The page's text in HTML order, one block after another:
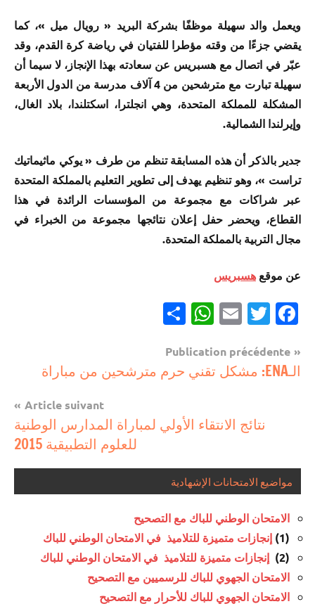
ويعمل والد سهيلة موظفًا بشركة البريد « رويال ميل »، كما
يقضي جزءًا من وقته مؤطرا للفتيان في رياضة كرة القدم، وقد
عبّر في اتصال مع هسبريس عن سعادته بهذا الإنجاز، لا سيما أن
سهيلة تبارت مع مترشحين من 4 آلاف مدرسة من الدول الأربعة
المشكلة للمملكة المتحدة، وهي انجلترا، اسكتلندا، بلاد الغال،
وإيرلندا الشمالية.
جدير بالذكر أن هذه المسابقة تنظم من طرف « يوكي ماثيماتيك
تراست »، وهو تنظيم يهدف إلى تطوير التعليم بالمملكة المتحدة
عبر شراكات مع مجموعة من المؤسسات الرائدة في هذا
القطاع، ويحضر حفل إعلان نتائجها مجموعة من الخبراء في
مجال التربية بالمملكة المتحدة.
عن موقع هسبريس
Facebook
Twitter
Email
WhatsApp
مستجدات
Navigation
de
Publication précédente
الـENA: مشكل تقني حرم مترشحين من مباراة
Article suivant
نتائج الانتقاء الأولي لمباراة المدارس الوطنية
للعلوم التطبيقية 2015
مواضيع الامتحانات الإشهادية
الامتحان الوطني للباك مع التصحيح
(1)
إنجازات متميزة للتلاميذ في الامتحان الوطني للباك
(2)
إنجازات متميزة للتلاميذ في الامتحان الوطني للباك
الامتحان الجهوي للباك للرسميين مع التصحيح
الامتحان الجهوي للباك للأحرار مع التصحيح